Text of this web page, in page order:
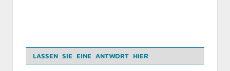
LASSEN SIE EINE ANTWORT HIER